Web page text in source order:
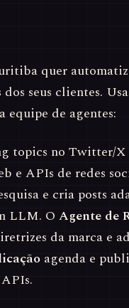
quer
seus clientes.
equipe de agentes:
topics no Twitter/X
e APIs de redes
e cria posts
LLM. O Agente de
da marca e
agenda e